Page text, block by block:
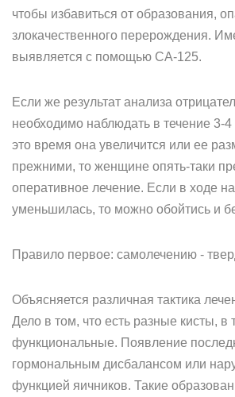
чтобы избавиться от образования,
злокачественного перерождения.
выявляется с помощью СА-125.
Если же результат анализа
необходимо наблюдать в течение 3-
это время она увеличится или ее
прежними, то женщине опять-таки
оперативное лечение. Если в ходе
уменьшилась, то можно обойтись и
Правило первое: самолечению -
Объясняется различная тактика
Дело в том, что есть разные кисты, в
функциональные. Появление
гормональным дисбалансом или
функцией яичников. Такие